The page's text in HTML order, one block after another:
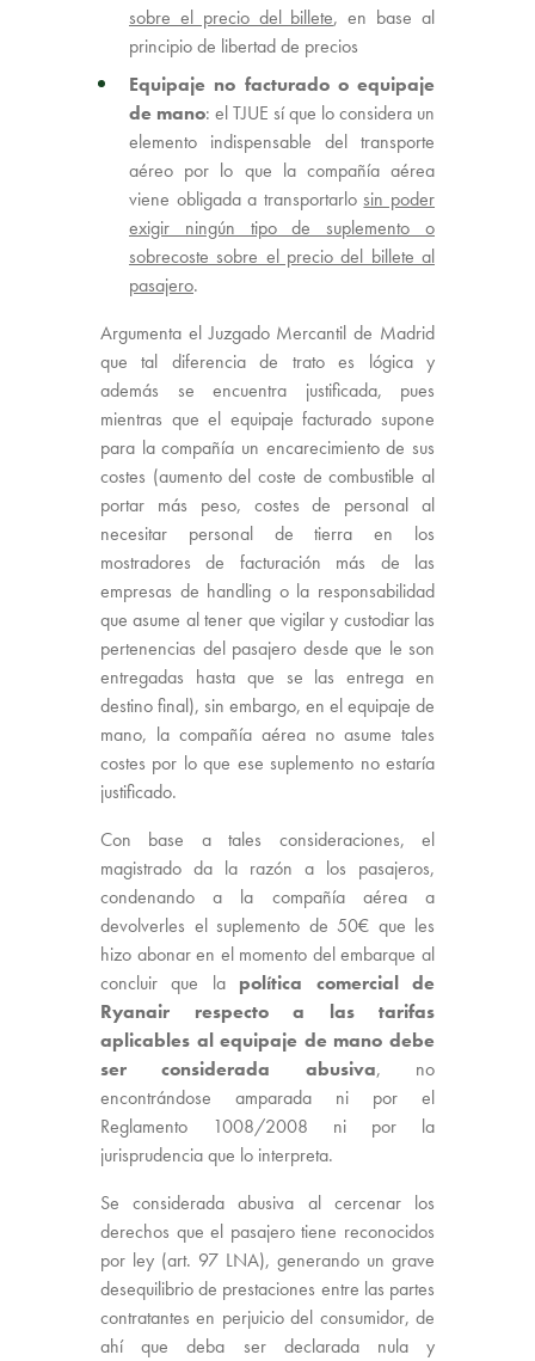
sobre el precio del billete, en base al
principio de libertad de precios
Equipaje no facturado o equipaje
de mano: el TJUE sí que lo considera un
elemento indispensable del transporte
aéreo por lo que la compañía aérea
viene obligada a transportarlosin poder
exigir ningún tipo de suplemento o
sobrecoste sobre el precio del billete al
pasajero.
Argumenta el Juzgado Mercantil de Madrid
que tal diferencia de trato es lógica y
además se encuentra justificada, pues
mientras que el equipaje facturado supone
para la compañía un encarecimiento de sus
costes (aumento del coste de combustible al
portar más peso, costes de personal al
necesitar personal de tierra en los
mostradores de facturación más de las
empresas de handling o la responsabilidad
que asume al tener que vigilar y custodiar las
pertenencias del pasajero desde que le son
entregadas hasta que se las entrega en
destino final), sin embargo, en el equipaje de
mano, la compañía aérea no asume tales
costes por lo que ese suplemento no estaría
justificado.
Con base a tales consideraciones, el
magistrado da la razón a los pasajeros,
condenando a la compañía aérea a
devolverles el suplemento de 50€ que les
hizo abonar en el momento del embarque al
concluir que la política comercial de
Ryanair respecto a las tarifas
aplicables al equipaje de mano debe
ser considerada abusiva, no
encontrándose amparada ni por el
Reglamento 1008/2008 ni por la
jurisprudencia que lo interpreta.
Se considerada abusiva al cercenar los
derechos que el pasajero tiene reconocidos
por ley (art. 97 LNA), generando un grave
desequilibrio de prestaciones entre las partes
contratantes en perjuicio del consumidor, de
ahí que deba ser declarada nula y